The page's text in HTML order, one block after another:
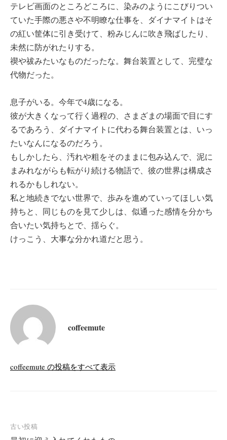
テレビ画面のところどころに、染みのようにこびりつい
ていた手際の悪さや不明瞭な仕事を、ダイナマイトはそ
の紅い筐体に引き受けて、粉みじんに吹き飛ばしたり、
未然に防がれたりする。
禊や祓みたいなものだったな。舞台装置として、完璧な
代物だった。
息子がいる。今年で4歳になる。
彼が大きくなって行く過程の、さまざまの場面で目にす
るであろう、ダイナマイトに代わる舞台装置とは、いっ
たいなんになるのだろう。
もしかしたら、汚れや粗をそのままに包み込んで、泥に
まみれながらも転がり続ける物語で、彼の世界は構成さ
れるかもしれない。
私と地続きでない世界で、歩みを進めていってほしい気
持ちと、同じものを見て少しは、似通った感情を分かち
合いたい気持ちとで、揺らぐ。
けっこう、大事な分かれ道だと思う。
coffeemute
coffeemute の投稿をすべて表示
投
古い投稿